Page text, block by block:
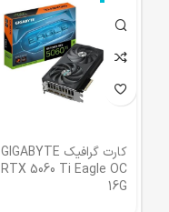
کارت گرافیک GIGABYTE
RTX 5060 Ti Eagle OC
16G